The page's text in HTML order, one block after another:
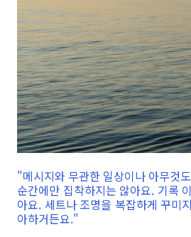
"메시지와 무관한 일상이나 아무것
순간에만 집착하지는 않아요. 기록
아요. 세트나 조명을 복잡하게 꾸미
아하거든요."